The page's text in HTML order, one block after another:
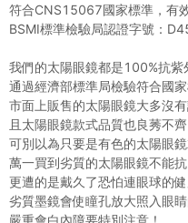
符合CNS15067國家標準，有
BSMI標準檢驗局認證字號：
我們的太陽眼鏡都是100%抗
通過經濟部標準局檢驗符合國
市面上販售的太陽眼鏡大多沒
且太陽眼鏡款式品質也良莠不
可別以為只要是有色的太陽眼
萬一買到劣質的太陽眼鏡不能
更遭的是戴久了恐怕連眼球的
劣質墨鏡會使瞳孔放大照入眼
嚴重會白內障要特別注意！